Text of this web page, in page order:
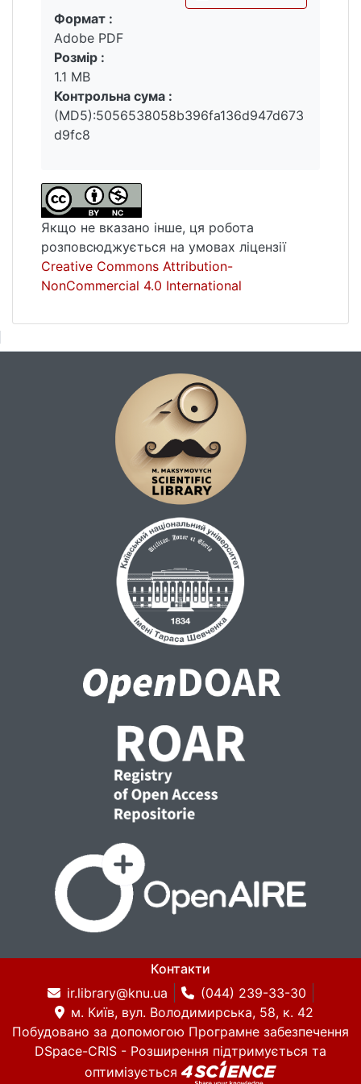
Вантажиться...
Формат :
Adobe PDF
Розмір :
1.1 MB
Контрольна сума :
(MD5):5056538058b396fa136d947d673
d9fc8
Якщо не вказано інше, ця робота
розповсюджується на умовах ліцензії
Creative Commons Attribution-
NonCommercial 4.0 International
Контакти
ir.library@knu.ua
(044) 239-33-30
м. Київ, вул. Володимирська, 58, к. 42
Побудовано за допомогою Програмне забезпечення
DSpace-CRIS - Розширення підтримується та
оптимізується